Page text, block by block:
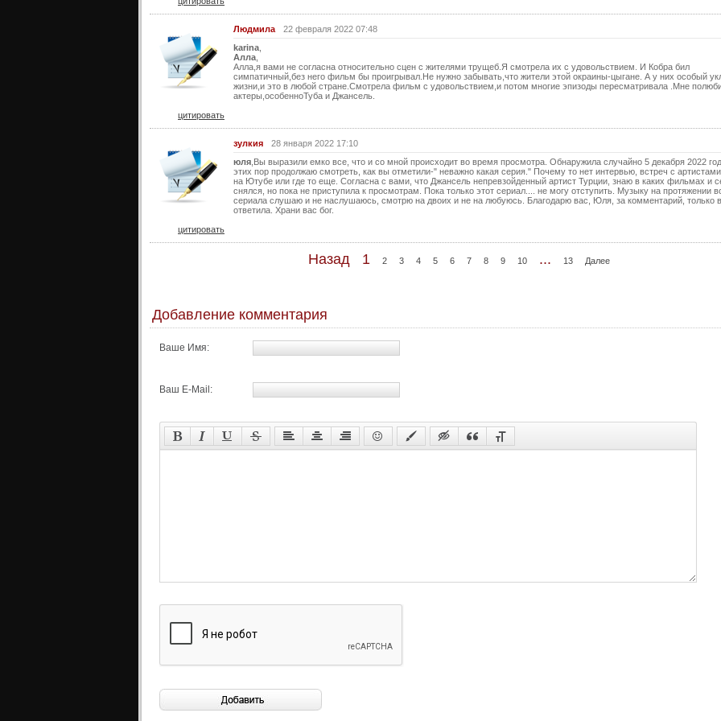
74
78
79
85
Людмила
22 февраля 2022 07:48
karina
Алла
Алла,я вами не согласна относительно сцен с жителями трущеб.Я смотрела их с удовольствием. И Кобра бил
симпатичный,без него фильм бы проигрывал.Не нужно забывать,что жители этой окраины-цыгане. А у них особый
жизни,и это в любой стране.Смотрела фильм с удовольствием,и потом многие эпизоды пересматривала .Мне
актеры,особенноТуба и Джансель.
цитировать
зулкия
28 января 2022 17:10
юля ,Вы выразили емко все, что и со мной происходит во время просмотра. Обнаружила случайно 5 декабря 2022
этих пор продолжаю смотреть, как вы отметили-" неважно какая серия." Почему то нет интервью, встреч с
на Ютубе или где то еще. Согласна с вами, что Джансель непревзойденный артист Турции, знаю в каких фильмах и
снялся, но пока не приступила к просмотрам. Пока только этот сериал.... не могу отступить. Музыку на протяжении
сериала слушаю и не наслушаюсь, смотрю на двоих и не на любуюсь. Благодарю вас, Юля, за комментарий, только
ответила. Храни вас бог.
цитировать
Назад 1 2 3 4 5 6 7 8 9 10 ... 13 Далее
Добавление комментария
Ваше Имя:
Ваш E-Mail: